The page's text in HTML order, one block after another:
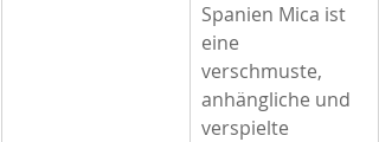
Spanien Mica ist
eine
verschmuste,
anhängliche und
verspielte